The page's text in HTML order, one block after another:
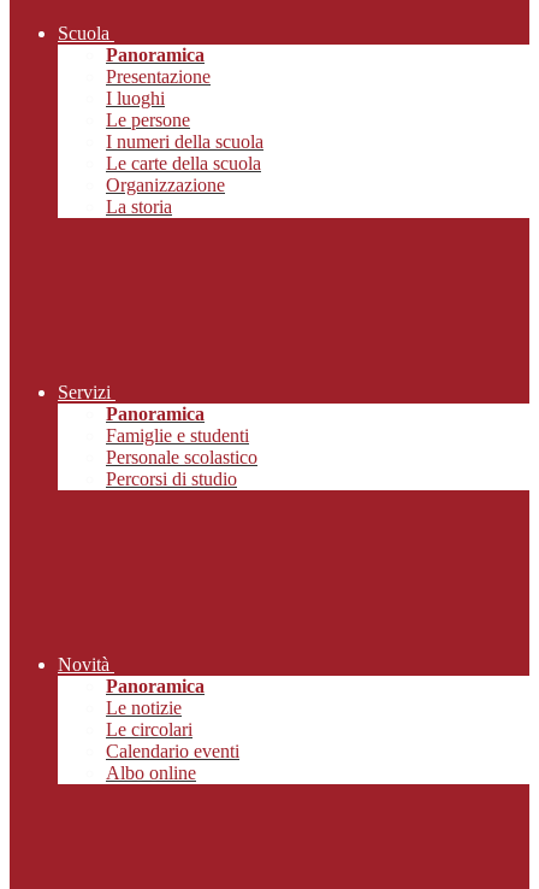
Scuola
Panoramica
Presentazione
I luoghi
Le persone
I numeri della scuola
Le carte della scuola
Organizzazione
La storia
Servizi
Panoramica
Famiglie e studenti
Personale scolastico
Percorsi di studio
Novità
Panoramica
Le notizie
Le circolari
Calendario eventi
Albo online